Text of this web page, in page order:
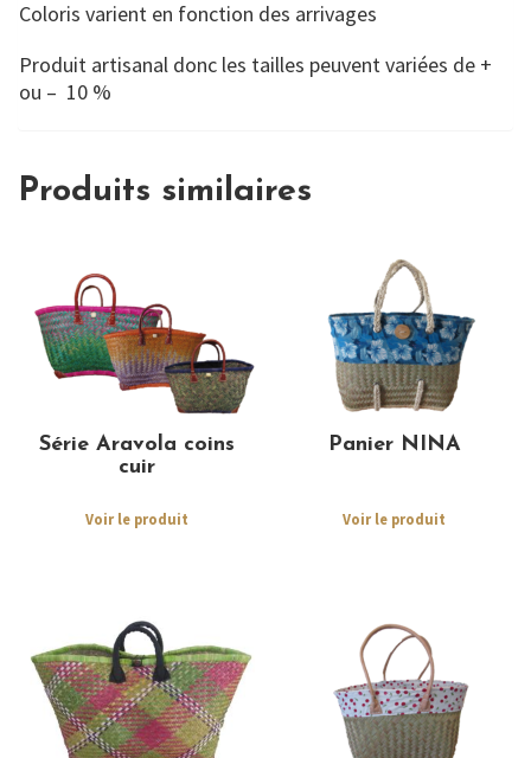
Coloris varient en fonction des arrivages
Produit artisanal donc les tailles peuvent variées de +
ou – 10 %
Produits similaires
Série Aravola coins
cuir
Voir le produit
Panier NINA
Voir le produit